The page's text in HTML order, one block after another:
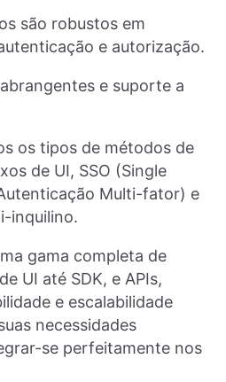
são robustos em
e autorização.
e suporte a
os tipos de métodos de
de UI, SSO (Single
Multi-fator) e
inquilino.
gama completa de
UI até SDK, e APIs,
e escalabilidade
necessidades
se perfeitamente nos